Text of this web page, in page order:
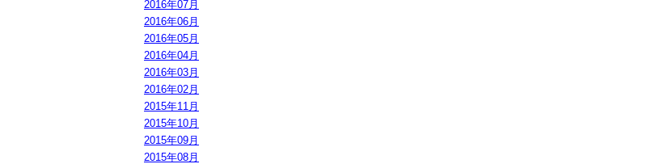
2016年07月
2016年06月
2016年05月
2016年04月
2016年03月
2016年02月
2015年11月
2015年10月
2015年09月
2015年08月